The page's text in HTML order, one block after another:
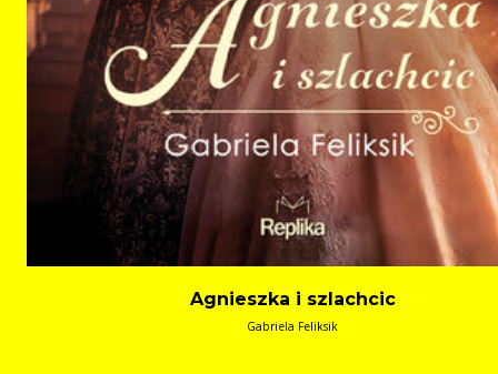
Agnieszka i szlachcic
Gabriela Feliksik